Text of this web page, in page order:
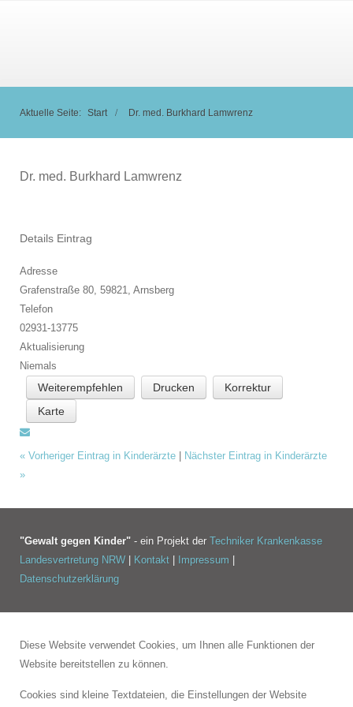
Aktuelle Seite: Start Dr. med. Burkhard Lamwrenz
Dr. med. Burkhard Lamwrenz
Details Eintrag
Adresse
Grafenstraße 80, 59821, Arnsberg
Telefon
02931-13775
Aktualisierung
Niemals
Weiterempfehlen Drucken
Korrektur
Karte
« Vorheriger Eintrag in Kinderärzte | Nächster Eintrag in Kinderärzte
»
"Gewalt gegen Kinder" - ein Projekt der Techniker Krankenkasse
Landesvertretung NRW | Kontakt | Impressum |
Datenschutzerklärung
Diese Website verwendet Cookies, um Ihnen alle Funktionen der
Website bereitstellen zu können.
Cookies sind kleine Textdateien, die Einstellungen der Website